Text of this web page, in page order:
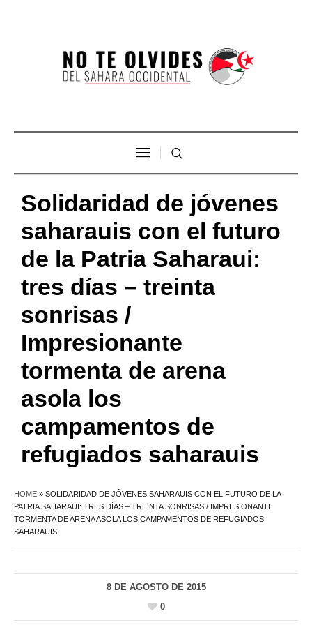
Solidaridad de jóvenes
saharauis con el futuro
de la Patria Saharaui:
tres días – treinta
sonrisas /
Impresionante
tormenta de arena
asola los
campamentos de
refugiados saharauis
HOME » SOLIDARIDAD DE JÓVENES SAHARAUIS CON EL FUTURO DE LA
PATRIA SAHARAUI: TRES DÍAS – TREINTA SONRISAS / IMPRESIONANTE
TORMENTA DE ARENA ASOLA LOS CAMPAMENTOS DE REFUGIADOS
SAHARAUIS
8 DE AGOSTO DE 2015
0